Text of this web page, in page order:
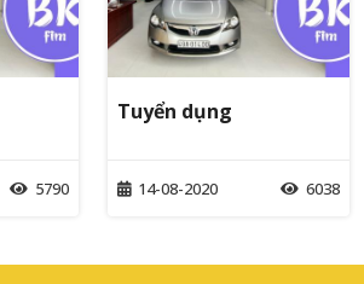
5790
Tuyển dụng
14-08-2020 6038